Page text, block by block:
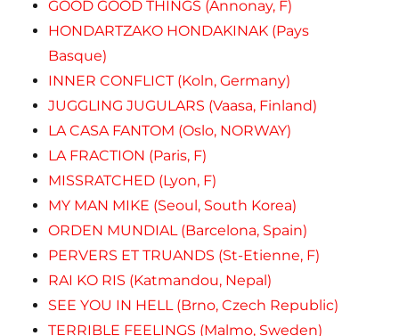
GOOD GOOD THINGS (Annonay, F)
HONDARTZAKO HONDAKINAK (Pays
Basque)
INNER CONFLICT (Koln, Germany)
JUGGLING JUGULARS (Vaasa, Finland)
LA CASA FANTOM (Oslo, NORWAY)
LA FRACTION (Paris, F)
MISSRATCHED (Lyon, F)
MY MAN MIKE (Seoul, South Korea)
ORDEN MUNDIAL (Barcelona, Spain)
PERVERS ET TRUANDS (St-Etienne, F)
RAI KO RIS (Katmandou, Nepal)
SEE YOU IN HELL (Brno, Czech Republic)
TERRIBLE FEELINGS (Malmo, Sweden)